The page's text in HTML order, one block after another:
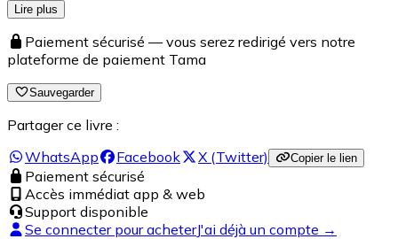
Lire plus
Paiement sécurisé — vous serez redirigé vers notre
plateforme de paiement Tama
Sauvegarder
Partager ce livre :
WhatsApp
Facebook X (Twitter) Copier le lien
Paiement sécurisé
Accès immédiat app & web
Support disponible
Se connecter pour acheterJ'ai déjà un compte →